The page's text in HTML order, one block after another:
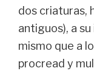
dos criaturas,
antiguos), a
mismo que a
procread y